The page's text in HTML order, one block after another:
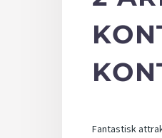
Fantastisk